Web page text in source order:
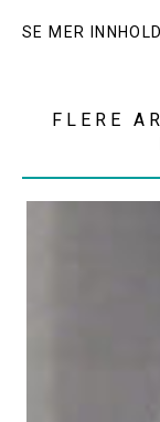
SE MER
FLERE